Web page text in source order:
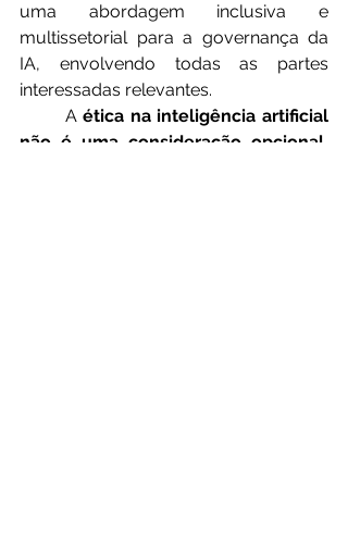
uma abordagem inclusiva e
multissetorial para a governança da
IA, envolvendo todas as partes
interessadas relevantes.
	A
ética na inteligência artificial
não é uma consideração opcional